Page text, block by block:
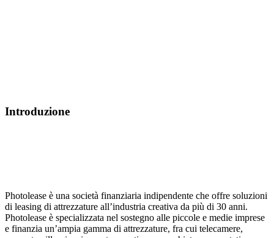
Introduzione
Photolease è una società finanziaria indipendente che offre soluzioni
di leasing di attrezzature all’industria creativa da più di 30 anni.
Photolease è specializzata nel sostegno alle piccole e medie imprese
e finanzia un’ampia gamma di attrezzature, fra cui telecamere,